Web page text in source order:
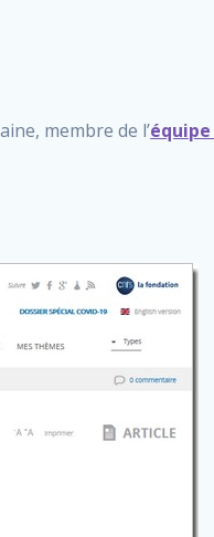
membre de l’équipe